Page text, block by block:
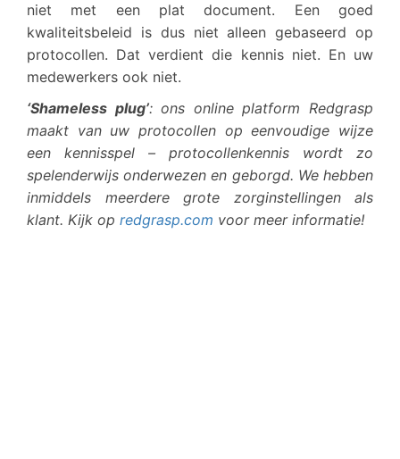
niet met een plat document. Een goed
kwaliteitsbeleid is dus niet alleen gebaseerd op
protocollen. Dat verdient die kennis niet. En uw
medewerkers ook niet.
‘Shameless plug’: ons online platform Redgrasp
maakt van uw protocollen op eenvoudige wijze
een kennisspel – protocollenkennis wordt zo
spelenderwijs onderwezen en geborgd. We hebben
inmiddels meerdere grote zorginstellingen als
klant. Kijk op redgrasp.com voor meer informatie!